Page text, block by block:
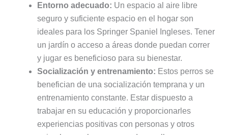
Entorno adecuado: Un espacio al aire libre
seguro y suficiente espacio en el hogar son
ideales para los Springer Spaniel Ingleses. Tener
un jardín o acceso a áreas donde puedan correr
y jugar es beneficioso para su bienestar.
Socialización y entrenamiento: Estos perros se
benefician de una socialización temprana y un
entrenamiento constante. Estar dispuesto a
trabajar en su educación y proporcionarles
experiencias positivas con personas y otros